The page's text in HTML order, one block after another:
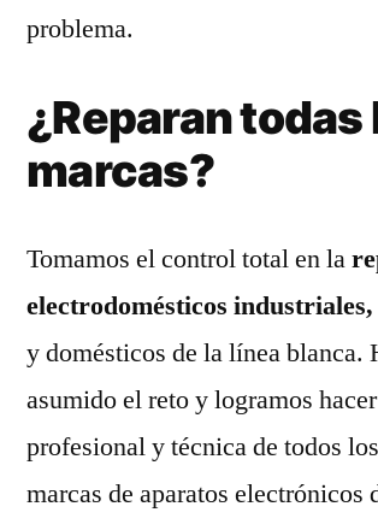
problema.
¿Reparan todas
marcas?
Tomamos el control total en la
electrodomésticos industriales,
y domésticos de la línea blanca.
asumido el reto y logramos
profesional y técnica de todos
marcas de aparatos electrónicos